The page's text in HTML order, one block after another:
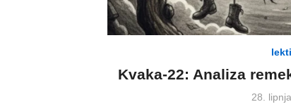
Kvaka-22: Analiza
Posted
28.